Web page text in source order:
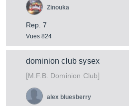
Rep. 7
Vues 824
Zinouka
dominion club sysex
[M.F.B. Dominion Club]
alex bluesberry